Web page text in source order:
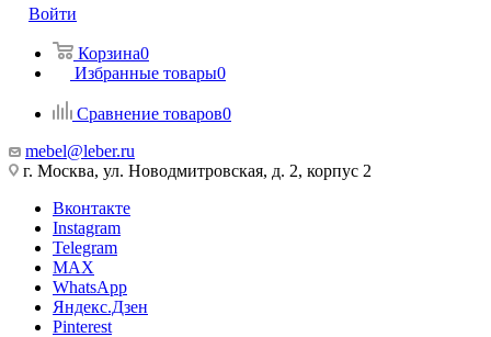
Войти
Корзина0
Избранные товары0
Сравнение товаров0
mebel@leber.ru
г. Москва, ул. Новодмитровская, д. 2, корпус 2
Вконтакте
Instagram
Telegram
MAX
WhatsApp
Яндекс.Дзен
Pinterest